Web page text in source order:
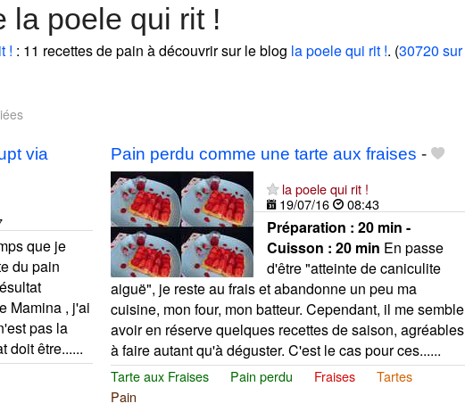
la poele qui rit !
! : 11 recettes de pain à découvrir sur le blog la poele qui rit !. (30720 sur
via
que je
du pain
Mamina , j'ai
pas la
doit être......
Pain perdu comme une tarte aux fraises -
la poele qui rit !
19/07/16
08:43
Préparation : 20 min -
Cuisson : 20 min En passe
d'être "atteinte de caniculite
aiguë", je reste au frais et abandonne un peu ma
cuisine, mon four, mon batteur. Cependant, il me semble
avoir en réserve quelques recettes de saison, agréables
à faire autant qu'à déguster. C'est le cas pour ces......
Tarte aux Fraises Pain perdu Fraises
Tartes
Pain